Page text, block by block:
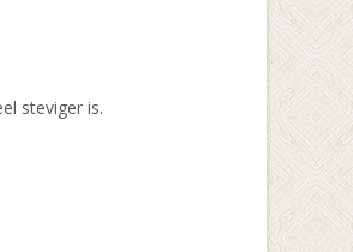
steviger is.